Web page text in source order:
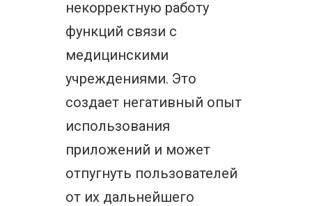
некорректную работу
функций связи с
медицинскими
учреждениями. Это
создает негативный опыт
использования
приложений и может
отпугнуть пользователей
от их дальнейшего